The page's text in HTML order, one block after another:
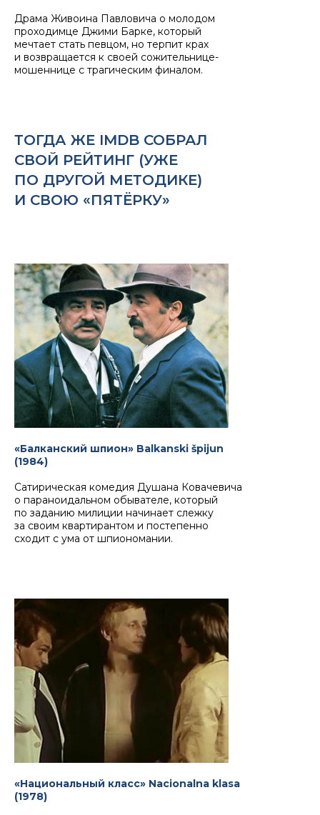
Драма Живоина Павловича о молодом
проходимце Джими Барке, который
мечтает стать певцом, но терпит крах
и возвращается к своей сожительнице-
мошеннице с трагическим финалом.
ТОГДА ЖЕ IMDB СОБРАЛ
СВОЙ РЕЙТИНГ (УЖЕ
ПО ДРУГОЙ МЕТОДИКЕ)
И СВОЮ «ПЯТЁРКУ»
«Балканский шпион» Balkanski špijun
(1984)
Сатирическая комедия Душана Ковачевича
о параноидальном обывателе, который
по заданию милиции начинает слежку
за своим квартирантом и постепенно
сходит с ума от шпиономании.
«Национальный класс» Nacionalna klasa
(1978)